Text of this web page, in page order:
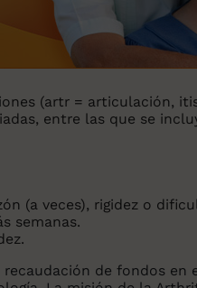
(artr = articulación,
entre las que se
(a veces), rigidez o
semanas.
de fondos